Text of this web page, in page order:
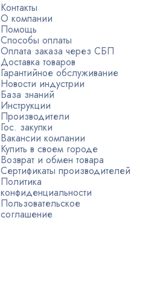
Контакты
О компании
Помощь
Способы оплаты
Оплата заказа через СБП
Доставка товаров
Гарантийное обслуживание
Новости индустрии
База знаний
Инструкции
Производители
Гос. закупки
Вакансии компании
Купить в своем городе
Возврат и обмен товара
Сертификаты производителей
Политика
конфиденциальности
Пользовательское
соглашение